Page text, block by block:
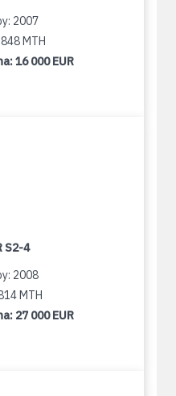
2007
MTH
16 000 EUR
S2-4
2008
MTH
27 000 EUR